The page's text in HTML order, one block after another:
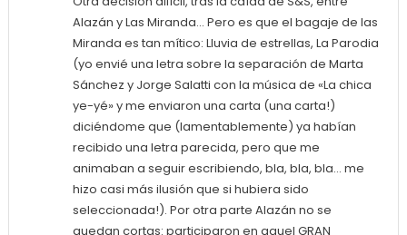
Alazán y Las Miranda… Pero es que el bagaje de las
Miranda es tan mítico: Lluvia de estrellas, La Parodia
(yo envié una letra sobre la separación de Marta
Sánchez y Jorge Salatti con la música de «La chica
ye-yé» y me enviaron una carta (una carta!)
diciéndome que (lamentablemente) ya habían
recibido una letra parecida, pero que me
animaban a seguir escribiendo, bla, bla, bla… me
hizo casi más ilusión que si hubiera sido
seleccionada!). Por otra parte Alazán no se
quedan cortas: participaron en aquel GRAN